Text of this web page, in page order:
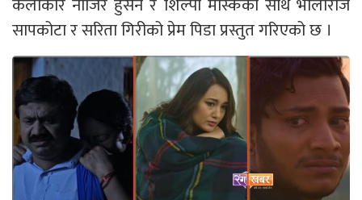
सापकोटा र सरिता गिरीको प्रेम पिडा प्रस्तुत गरिएको छ ।